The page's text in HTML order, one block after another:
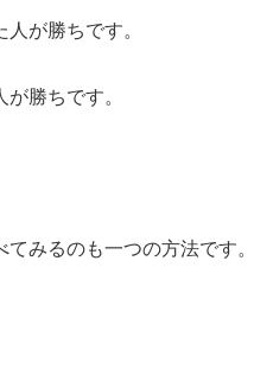
が勝ちです。
勝ちです。
みるのも一つの方法です。